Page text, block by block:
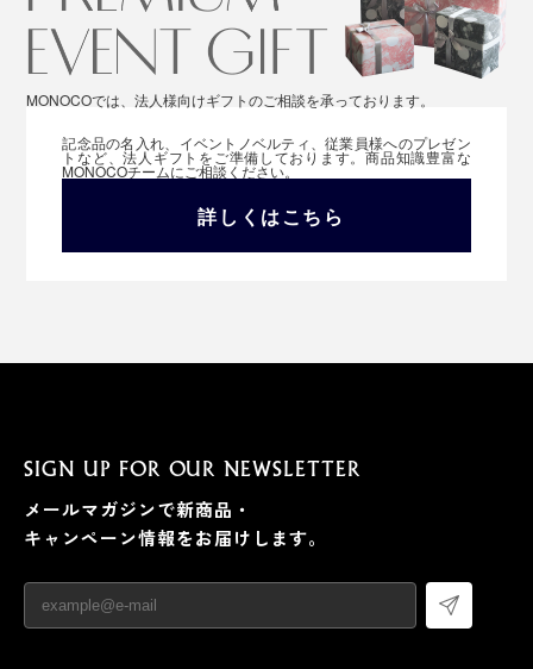
MONOCOでは、法人様向けギフトのご相談を承っております。
記念品の名入れ、イベントノベルティ、従業員様へのプレゼン
トなど、法人ギフトをご準備しております。商品知識豊富な
MONOCOチームにご相談ください。
詳しくはこちら
SIGN UP FOR OUR NEWSLETTER
メールマガジンで新商品・
キャンペーン情報をお届けします。